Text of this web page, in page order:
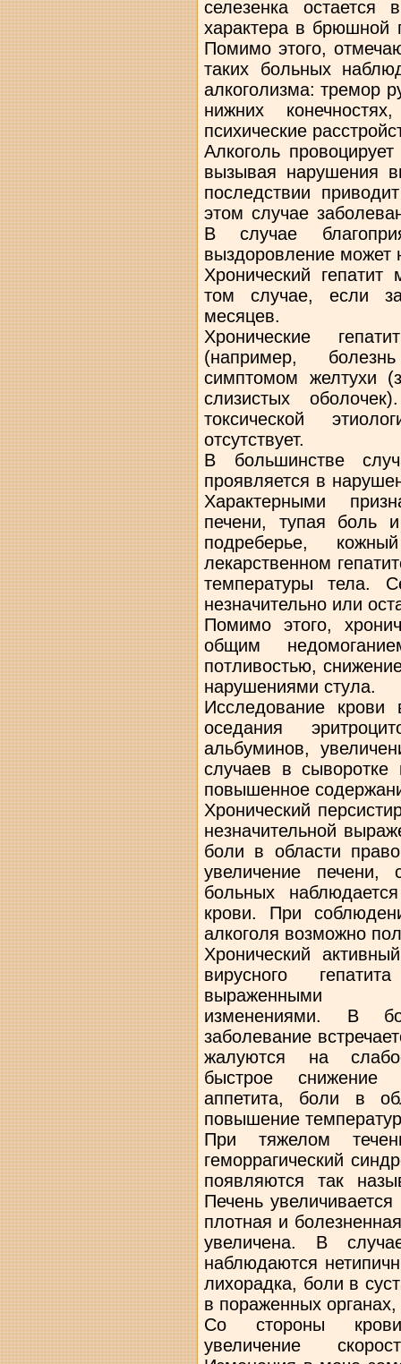
селезенка остается
характера в брюшной
Помимо этого,
таких больных
алкоголизма: тремор
нижних
психические
Алкоголь
вызывая нарушения
последствии
этом случае
В случае
выздоровление может
Хронический
том случае, если
месяцев.
Хронические
(например,
симптомом желтухи
слизистых
токсической
отсутствует.
В большинстве
проявляется в
Характерными
печени, тупая боль
подреберье,
лекарственном
температуры тела.
незначительно или
Помимо этого,
общим
потливостью,
нарушениями стула.
Исследование крови
оседания
альбуминов,
случаев в сыворотке
повышенное
Хронический
незначительной
боли в области
увеличение печени,
больных
крови. При
алкоголя возможно
Хронический
вирусного
выраженными
изменениями. В
заболевание
жалуются на
быстрое снижение
аппетита, боли в
повышение
При тяжелом
геморрагический
появляются так
Печень
плотная и
увеличена. В
наблюдаются
лихорадка, боли в
в пораженных
Со стороны крови
увеличение